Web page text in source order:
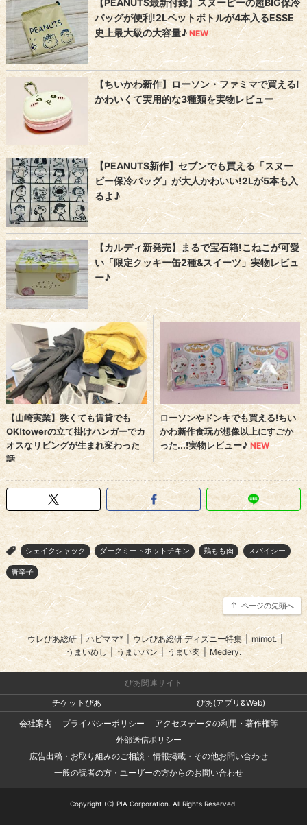
> シェイクシャック ダークミートホットチキン 鶏もも肉 スパイシー
唐辛子
ページの先頭へ
ウレぴあ総研 | ハピママ* ウレぴあ総研 ディズニー特集 | mimot. |
うまいめし
うまいパン | うまい肉 | Medery.
ぴあ関連サイト
チケットぴあ
ぴあ(アプリ&Web)
会社案内
プライバシーポリシー
アクセスデータの利用・著作権等
外部送信ポリシー
広告出稿・お取り組みのご相談・情報掲載・その他お問い合わせ
一般の読者の方・ユーザーの方からのお問い合わせ
Copyright (C) PIA Corporation. All Rights Reserved.